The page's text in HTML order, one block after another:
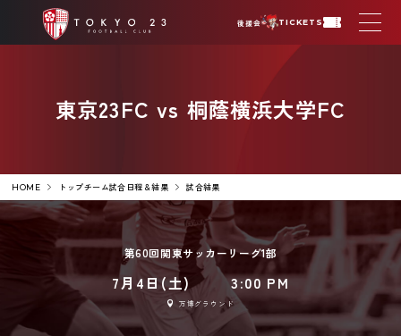
後援会 TICKETS
東京23FC vs 桐蔭横浜大学FC
HOME トップチーム試合日程＆結果 試合結果
第60回関東サッカーリーグ1部
7月4日(土) 3:00 PM
万博グラウンド